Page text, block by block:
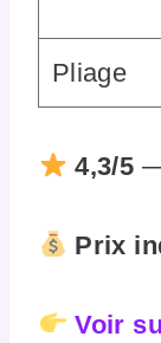
Pliage
4,3/5
Prix
Voir